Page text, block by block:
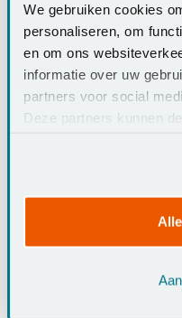
We gebruiken cookies
personaliseren, om
en om ons
informatie over uw
partners voor social
Deze partners kunnen
hebben verzameld op
Specificaties
✔ Inclusief handige
✔ 2 jaar garantie